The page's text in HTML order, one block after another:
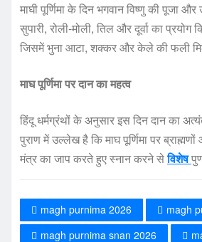
माघी पूर्णिमा के दिन भगवान विष्णु की पूजा
सुपारी, रोली-मोली, तिल और दूर्वा का
जिसमें भुना आटा, शक्कर और केले की फली
माघ पूर्णिमा पर दान का महत्व
हिंदू धर्मग्रंथों के अनुसार इस दिन दान का
पुराण में उल्लेख है कि माघ पूर्णिमा पर
मंत्र का जाप करते हुए स्नान करने सेविशेष
magh purnima 2026 magh
magh purnima snan 2026